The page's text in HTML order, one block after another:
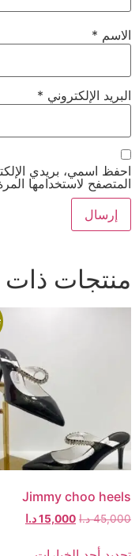
الاسم *
البريد الإلكتروني *
احفظ اسمي، بريدي
المتصفح لاستخدامها
منتجات
Jimmy choo heels
45,000 د.ا 15,000د.ا